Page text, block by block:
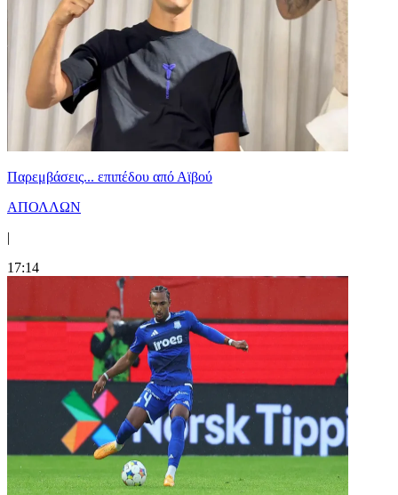
Παρεμβάσεις... επιπέδου από Αϊβού
ΑΠΟΛΛΩΝ
|
17:14